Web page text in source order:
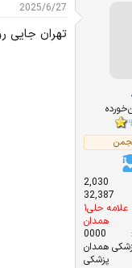
2,030
32,387
علامه حلی۱
همدان
0000
همدان
پزشکی
2025/6/27
تهران جایی